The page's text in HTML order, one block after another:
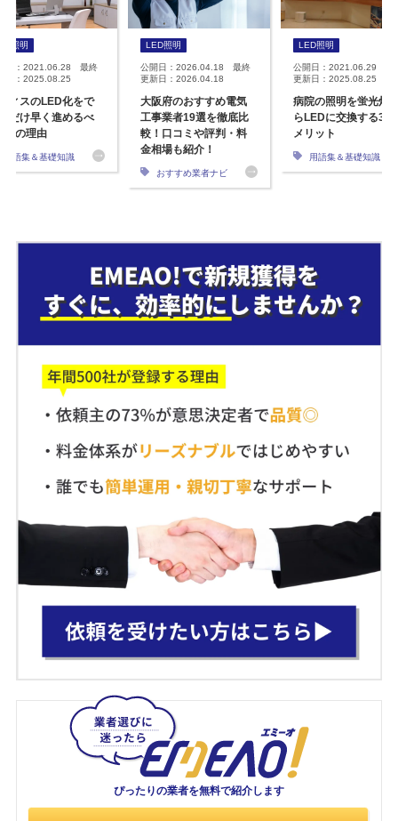
照明
日：2021.06.28 最終
日：2025.08.25
ィスのLED化をで
だけ早く進めるべ
つの理由
用語集＆基礎知識
LED照明
公開日：2026.04.18 最終
更新日：2026.04.18
大阪府のおすすめ電気
工事業者19選を徹底比
較！口コミや評判・料
金相場も紹介！
おすすめ業者ナビ
LED照明
公開日：2021.06.29 最
更新日：2025.08.25
病院の照明を蛍光灯
らLEDに交換する3つ
メリット
用語集＆基礎知識
ぴったりの業者を無料で紹介します